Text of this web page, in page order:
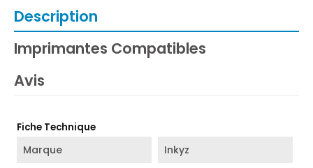
Description
Imprimantes Compatibles
Avis
Fiche Technique
Marque Inkyz